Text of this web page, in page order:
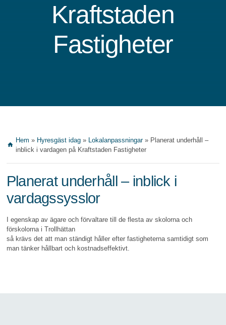
Kraftstaden
Fastigheter
home
Hem » Hyresgäst idag» Lokalanpassningar» Planerat underhåll –
inblick i vardagen på Kraftstaden Fastigheter
Planerat underhåll – inblick i
vardagssysslor
I egenskap av ägare och förvaltare till de flesta av skolorna och
förskolorna i Trollhättan
så krävs det att man ständigt håller efter fastigheterna samtidigt som
man tänker hållbart och kostnadseffektivt.